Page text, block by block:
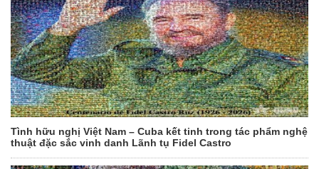
Tình hữu nghị Việt Nam – Cuba kết tinh trong tác phẩm nghệ
thuật đặc sắc vinh danh Lãnh tụ Fidel Castro